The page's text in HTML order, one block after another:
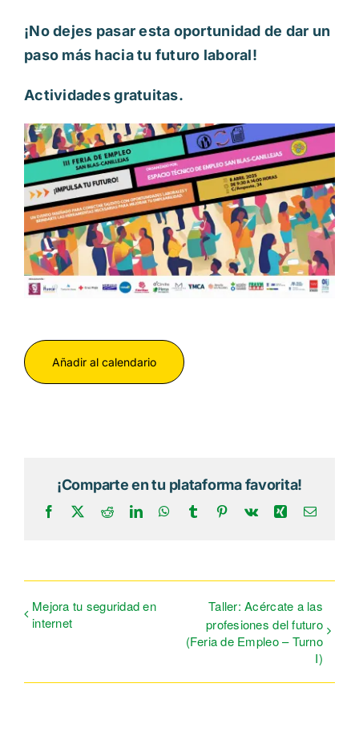
¡No dejes pasar esta oportunidad de dar un
paso más hacia tu futuro laboral!
Actividades gratuitas.
Añadir al calendario
¡Comparte en tu plataforma favorita!
Facebook RedditLinkedInWhatsApp
Tumblr Pinterest
Vk XingCorreo
Mejora tu seguridad en
internet
Taller: Acércate a las
profesiones del futuro
(Feria de Empleo – Turno
I)